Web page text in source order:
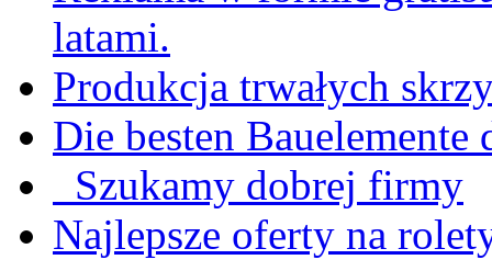
latami.
Produkcja trwałych
Die besten Bauelemente
Szukamy dobrej firmy
Najlepsze oferty na